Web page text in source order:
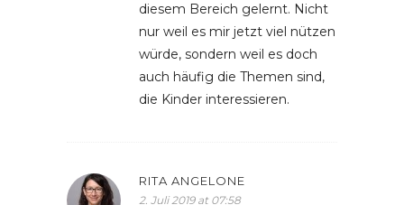
diesem Bereich gelernt. Nicht
nur weil es mir jetzt viel nützen
würde, sondern weil es doch
auch häufig die Themen sind,
die Kinder interessieren.
RITA ANGELONE
2. Juli 2019 at 07:58